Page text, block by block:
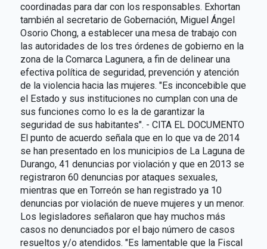
coordinadas para dar con los responsables. Exhortan
también al secretario de Gobernación, Miguel Ángel
Osorio Chong, a establecer una mesa de trabajo con
las autoridades de los tres órdenes de gobierno en la
zona de la Comarca Lagunera, a fin de delinear una
efectiva política de seguridad, prevención y atención
de la violencia hacia las mujeres. "Es inconcebible que
el Estado y sus instituciones no cumplan con una de
sus funciones como lo es la de garantizar la
seguridad de sus habitantes". - CITA EL DOCUMENTO
El punto de acuerdo señala que en lo que va de 2014
se han presentado en los municipios de La Laguna de
Durango, 41 denuncias por violación y que en 2013 se
registraron 60 denuncias por ataques sexuales,
mientras que en Torreón se han registrado ya 10
denuncias por violación de nueve mujeres y un menor.
Los legisladores señalaron que hay muchos más
casos no denunciados por el bajo número de casos
resueltos y/o atendidos. "Es lamentable que la Fiscal